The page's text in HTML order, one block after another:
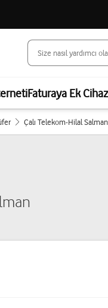
Faturaya Ek
Çalı Telekom-Hilal Salman